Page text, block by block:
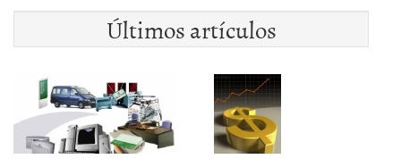
Últimos artículos